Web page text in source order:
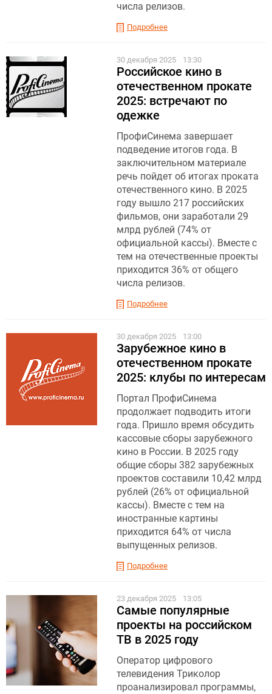
числа релизов.
Подробнее
30 декабря 2025 13:30
Российское кино в
отечественном прокате
2025: встречают по
одежке
ПрофиСинема завершает
подведение итогов года. В
заключительном материале
речь пойдет об итогах проката
отечественного кино. В 2025
году вышло 217 российских
фильмов, они заработали 29
млрд рублей (74% от
официальной кассы). Вместе с
тем на отечественные проекты
приходится 36% от общего
числа релизов.
Подробнее
30 декабря 2025 13:00
Зарубежное кино в
отечественном прокате
2025: клубы по интересам
Портал ПрофиСинема
продолжает подводить итоги
года. Пришло время обсудить
кассовые сборы зарубежного
кино в России. В 2025 году
общие сборы 382 зарубежных
проектов составили 10,42 млрд
рублей (26% от официальной
кассы). Вместе с тем на
иностранные картины
приходится 64% от числа
выпущенных релизов.
Подробнее
23 декабря 2025 13:05
Самые популярные
проекты на российском
ТВ в 2025 году
Оператор цифрового
телевидения Триколор
проанализировал программы ,